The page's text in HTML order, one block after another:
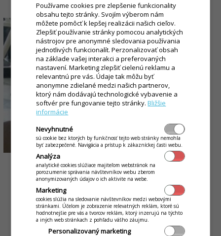
Čipový systém
Čipový systém je rozšírením iKelp Jedálňe o evidenciu
výdaja stravy pri výdajovom okienku, kde zabránite
neoprávneným výdajom obedov. Znížite tak svoje náklady
až o 10% a rodičia môžu získať prehľado o odobraní jedla
svojích detí prestrednítvom webového prístupu. Bližšie
informácie nájdete na stránkeČipový systém
Používame cookies pre zlepšenie funkcionality
obsahu tejto stránky. Svojím výberom nám
môžete pomôcť k lepšej realizácii našich cieľov.
Zlepšiť používanie stránky pomocou analytických
nástrojov pre anonymné sledovania používania
jednotlivých funkcionalít. Perzonalizovať obsah
na základe vašej interakci a preferovaných
nastavení. Marketing zlepšiť cielenú reklamu a
relevantnú pre vás. Údaje tak môžu byť
anonymne zdielané medzi našich partnerov,
ktorý nám dodávajú technologické vybavenie a
softvér pre fungovanie tejto stránky.Bližšie
informácie
Nevyhnutné
sú cookie bez ktorých by funkčnosť tejto web stránky nemohla
byť zabezpečené. Navigácia a prístup k zákazníckej časti webu.
Analýza
analytické cookies slúžiace majiteľom webstránok na
porozumenie správania návštevníkov webu zberom
anonymizovaných údajov o ich aktivite na webe.
Marketing
cookies slúžia na sledovanie návštevníkov medzi webovými
stránkami. Účelom je zobrazenie relevatných reklám, ktoré sú
hodnotnejšie pre vás a tvorcov reklám, ktorý inzerujú na týchto
a iných web stránkach z pohľadu vášho záujmu.
Personalizovaný marketing